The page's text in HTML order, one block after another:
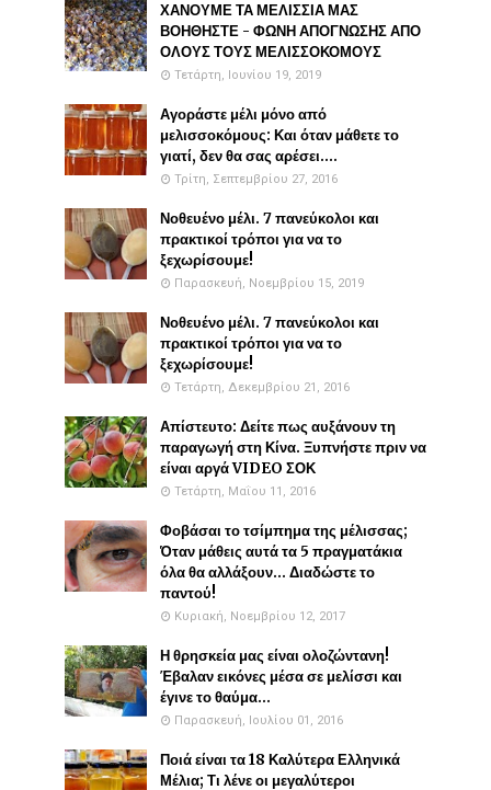
ΧΑΝΟΥΜΕ ΤΑ ΜΕΛΙΣΣΙΑ ΜΑΣ
ΒΟΗΘΗΣΤΕ - ΦΩΝΗ ΑΠΟΓΝΩΣΗΣ ΑΠΟ
ΟΛΟΥΣ ΤΟΥΣ ΜΕΛΙΣΣΟΚΟΜΟΥΣ
Τετάρτη, Ιουνίου 19, 2019
Αγοράστε μέλι μόνο από
μελισσοκόμους: Και όταν μάθετε το
γιατί, δεν θα σας αρέσει....
Τρίτη, Σεπτεμβρίου 27, 2016
Νοθευένο μέλι. 7 πανεύκολοι και
πρακτικοί τρόποι για να το
ξεχωρίσουμε!
Παρασκευή, Νοεμβρίου 15, 2019
Νοθευένο μέλι. 7 πανεύκολοι και
πρακτικοί τρόποι για να το
ξεχωρίσουμε!
Τετάρτη, Δεκεμβρίου 21, 2016
Απίστευτο: Δείτε πως αυξάνουν τη
παραγωγή στη Κίνα. Ξυπνήστε πριν να
είναι αργά VIDEO ΣΟΚ
Τετάρτη, Μαΐου 11, 2016
Φοβάσαι το τσίμπημα της μέλισσας;
Όταν μάθεις αυτά τα 5 πραγματάκια
όλα θα αλλάξουν... Διαδώστε το
παντού!
Κυριακή, Νοεμβρίου 12, 2017
Η θρησκεία μας είναι ολοζώντανη!
Έβαλαν εικόνες μέσα σε μελίσσι και
έγινε το θαύμα...
Παρασκευή, Ιουλίου 01, 2016
Ποιά είναι τα 18 Καλύτερα Ελληνικά
Μέλια; Τι λένε οι μεγαλύτεροι